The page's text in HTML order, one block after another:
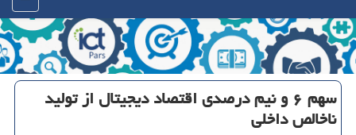
سهم ۶ و نیم درصدی اقتصاد دیجیتال از تولید
ناخالص داخلی